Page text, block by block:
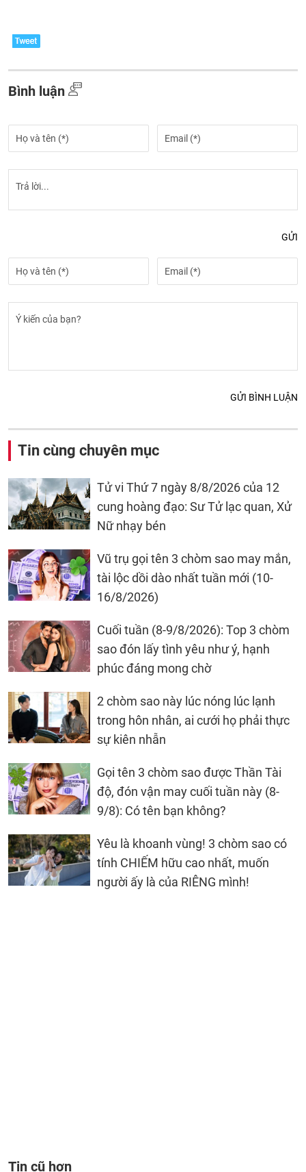
Bình luận
GỬI
GỬI BÌNH LUẬN
Tin cùng chuyên mục
Tử vi Thứ 7 ngày 8/8/2026 của 12
cung hoàng đạo: Sư Tử lạc quan, Xử
Nữ nhạy bén
Vũ trụ gọi tên 3 chòm sao may mắn,
tài lộc dồi dào nhất tuần mới (10-
16/8/2026)
Cuối tuần (8-9/8/2026): Top 3 chòm
sao đón lấy tình yêu như ý, hạnh
phúc đáng mong chờ
2 chòm sao này lúc nóng lúc lạnh
trong hôn nhân, ai cưới họ phải thực
sự kiên nhẫn
Gọi tên 3 chòm sao được Thần Tài
độ, đón vận may cuối tuần này (8-
9/8): Có tên bạn không?
Yêu là khoanh vùng! 3 chòm sao có
tính CHIẾM hữu cao nhất, muốn
người ấy là của RIÊNG mình!
Tin cũ hơn